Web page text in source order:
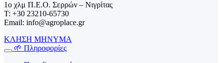
1o χλμ Π.Ε.Ο. Σερρών – Νιγρίτας
T: +30 23210-65730
Email: info@agroplace.gr
ΚΛΗΣΗ ΜΗΝΥΜΑ
🌱 Πληροφορίες